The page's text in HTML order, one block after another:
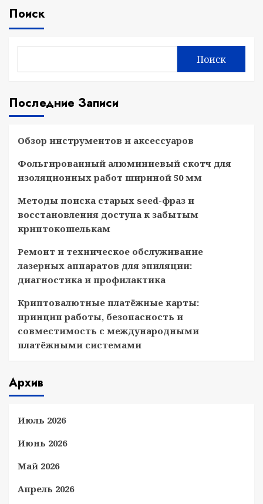
Поиск
Поиск
Последние Записи
Обзор инструментов и аксессуаров
Фольгированный алюминиевый скотч для
изоляционных работ шириной 50 мм
Методы поиска старых seed-фраз и
восстановления доступа к забытым
криптокошелькам
Ремонт и техническое обслуживание
лазерных аппаратов для эпиляции:
диагностика и профилактика
Криптовалютные платёжные карты:
принцип работы, безопасность и
совместимость с международными
платёжными системами
Архив
Июль 2026
Июнь 2026
Май 2026
Апрель 2026